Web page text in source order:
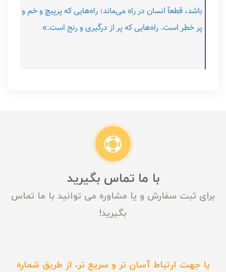
باشد، قطعآ انسان در راه می‌ماند؛ راه‌هایی که پرپیچ و خم و
پر خطر است. راه‌هایی که پر از درگیری و رنج است.»
با ما تماس بگیرید
برای ثبت سفارش و یا مشاوره می توانید با ما تماس
بگیرید!
یا جهت ارتباط آسان تر و سریع تر، از طریق شماره